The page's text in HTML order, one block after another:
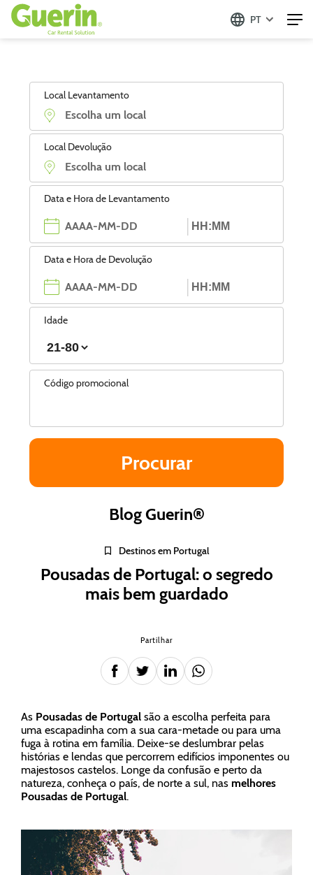
PT
Local Levantamento
Local Devolução
Data e Hora de Levantamento
Data e Hora de Devolução
Idade
Código promocional
Blog Guerin®
Destinos em Portugal
Pousadas de Portugal: o segredo
mais bem guardado
Partilhar
As Pousadas de Portugal são a escolha perfeita para
uma escapadinha com a sua cara-metade ou para uma
fuga à rotina em família. Deixe-se deslumbrar pelas
histórias e lendas que percorrem edifícios imponentes ou
majestosos castelos. Longe da confusão e perto da
natureza, conheça o país, de norte a sul, nas melhores
Pousadas de Portugal.